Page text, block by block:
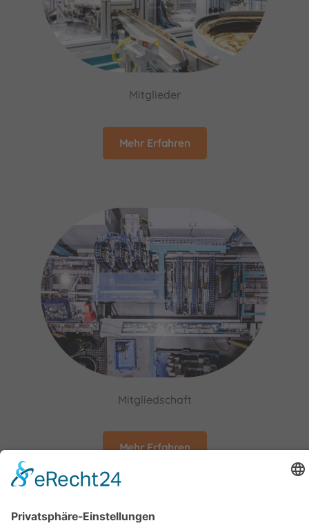
Mitglieder
Mehr Erfahren
Mitgliedschaft
Mehr Erfahren